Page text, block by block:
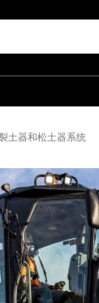
土器和松土器系统